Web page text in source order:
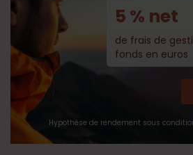
5 % net
de frais de
fonds en euros
Hypothèse de rendement sous